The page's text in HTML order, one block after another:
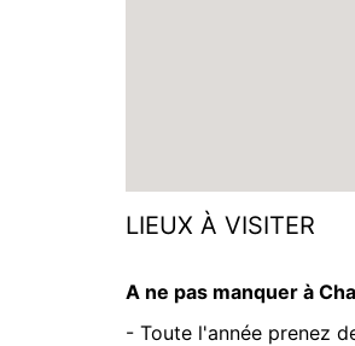
LIEUX À VISITER
A ne pas manquer à
- Toute l'année prenez